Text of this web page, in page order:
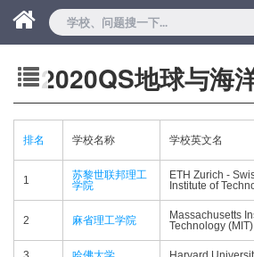
2020QS地球与海
排名 学校名称 学校英文名
1
苏黎世联邦理工
学院
ETH Zurich -
Institute of
2 麻省理工学院
Massachusetts
Technology (MIT)